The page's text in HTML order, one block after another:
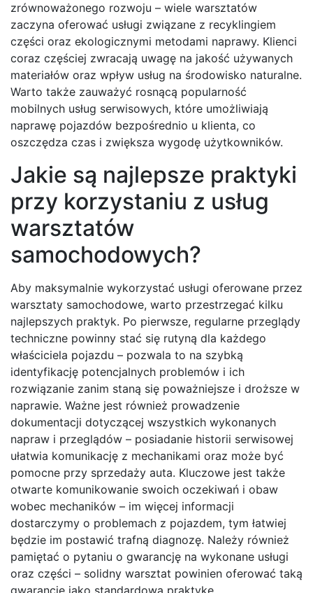
zrównoważonego rozwoju – wiele warsztatów
zaczyna oferować usługi związane z recyklingiem
części oraz ekologicznymi metodami naprawy. Klienci
coraz częściej zwracają uwagę na jakość używanych
materiałów oraz wpływ usług na środowisko naturalne.
Warto także zauważyć rosnącą popularność
mobilnych usług serwisowych, które umożliwiają
naprawę pojazdów bezpośrednio u klienta, co
oszczędza czas i zwiększa wygodę użytkowników.
Jakie są najlepsze praktyki
przy korzystaniu z usług
warsztatów
samochodowych?
Aby maksymalnie wykorzystać usługi oferowane przez
warsztaty samochodowe, warto przestrzegać kilku
najlepszych praktyk. Po pierwsze, regularne przeglądy
techniczne powinny stać się rutyną dla każdego
właściciela pojazdu – pozwala to na szybką
identyfikację potencjalnych problemów i ich
rozwiązanie zanim staną się poważniejsze i droższe w
naprawie. Ważne jest również prowadzenie
dokumentacji dotyczącej wszystkich wykonanych
napraw i przeglądów – posiadanie historii serwisowej
ułatwia komunikację z mechanikami oraz może być
pomocne przy sprzedaży auta. Kluczowe jest także
otwarte komunikowanie swoich oczekiwań i obaw
wobec mechaników – im więcej informacji
dostarczymy o problemach z pojazdem, tym łatwiej
będzie im postawić trafną diagnozę. Należy również
pamiętać o pytaniu o gwarancję na wykonane usługi
oraz części – solidny warsztat powinien oferować taką